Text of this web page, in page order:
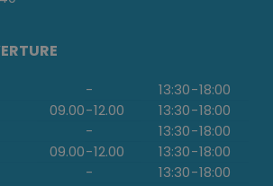
- 13:30-18:00
09.00-12.00 13:30-18:00
- 13:30-18:00
09.00-12.00 13:30-18:00
- 13:30-18:00